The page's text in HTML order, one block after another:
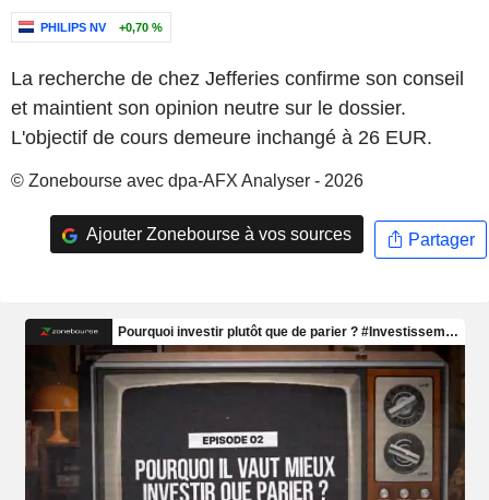
PHILIPS NV +0,70 %
La recherche de chez Jefferies confirme son conseil
et maintient son opinion neutre sur le dossier.
L'objectif de cours demeure inchangé à 26 EUR.
© Zonebourse avec dpa-AFX Analyser - 2026
Ajouter Zonebourse à vos sources Partager